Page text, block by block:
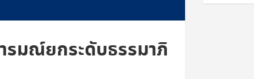
รมณ์ยกระดับธรรมาภิ